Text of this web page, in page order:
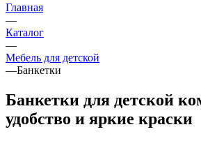
Главная
—
Каталог
—
Мебель для детской
—Банкетки
Банкетки для детской
удобство и яркие краски